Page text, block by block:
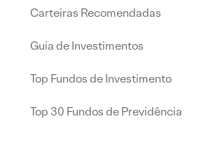
Carteiras Recomendadas
Guia de Investimentos
Top Fundos de Investimento
Top 30 Fundos de Previdência